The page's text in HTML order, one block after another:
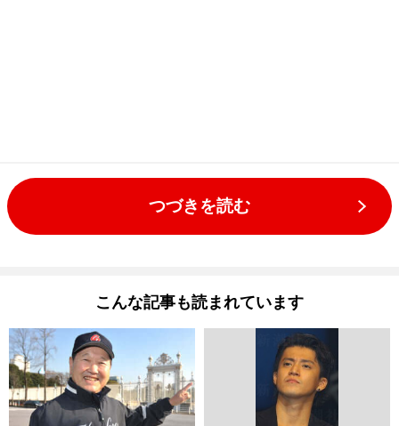
つづきを読む
こんな記事も読まれています